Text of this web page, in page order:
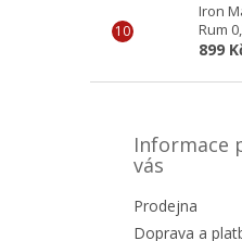
Iron
Rum
899
Informace
vás
Prodejna
Doprava a